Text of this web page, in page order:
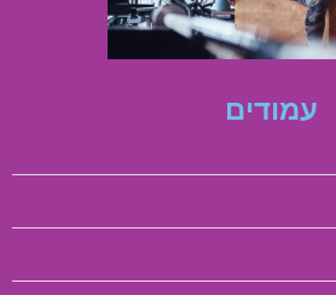
עמודים